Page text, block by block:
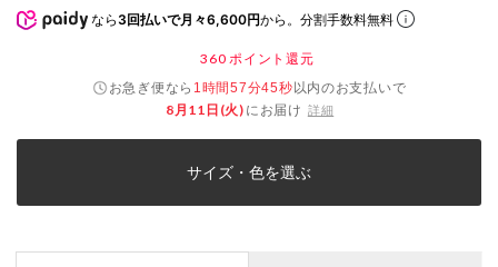
なら 3回払いで月々6,600円から。分割手数料無料
360 ポイント還元
お急ぎ便なら 1時間57分45秒以内のお支払いで
8月11日(火) にお届け 詳細
サイズ・色を選ぶ